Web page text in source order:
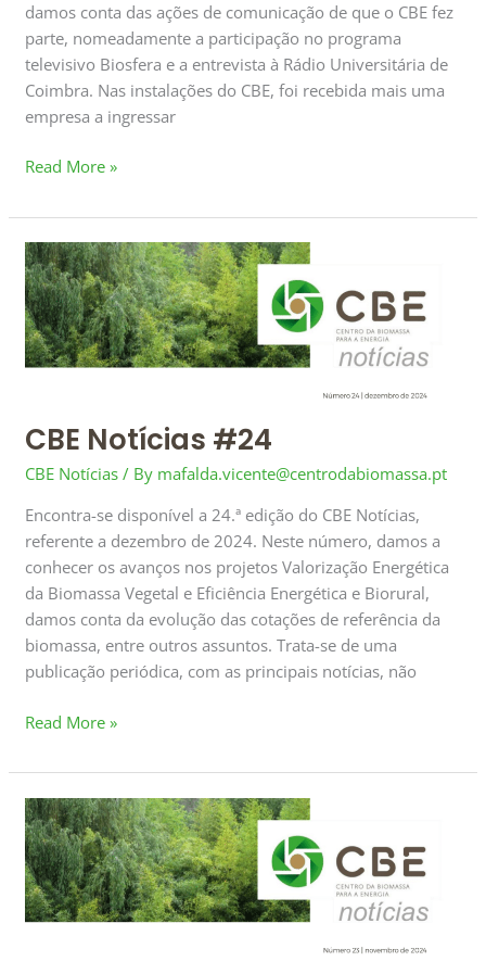
damos conta das ações de comunicação de que o CBE fez
parte, nomeadamente a participação no programa
televisivo Biosfera e a entrevista à Rádio Universitária de
Coimbra. Nas instalações do CBE, foi recebida mais uma
empresa a ingressar
Read More »
CBE Notícias #24
CBE Notícias / By mafalda.vicente@centrodabiomassa.pt
Encontra-se disponível a 24.ª edição do CBE Notícias,
referente a dezembro de 2024. Neste número, damos a
conhecer os avanços nos projetos Valorização Energética
da Biomassa Vegetal e Eficiência Energética e Biorural,
damos conta da evolução das cotações de referência da
biomassa, entre outros assuntos. Trata-se de uma
publicação periódica, com as principais notícias, não
CBE
Notícias
#24
Read More »
CBE
Notícias
#23